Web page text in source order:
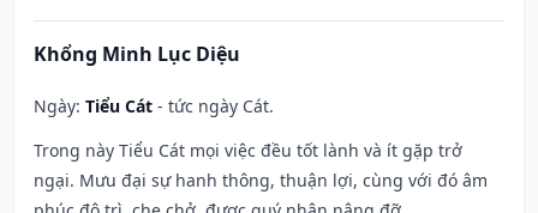
Khổng Minh Lục Diệu
Ngày: Tiểu Cát - tức ngày Cát.
Trong này Tiểu Cát mọi việc đều tốt lành và ít gặp trở
ngại. Mưu đại sự hanh thông, thuận lợi, cùng với đó âm